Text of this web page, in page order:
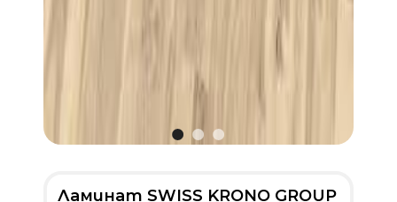
Ламинат SWISS KRONO GROUP